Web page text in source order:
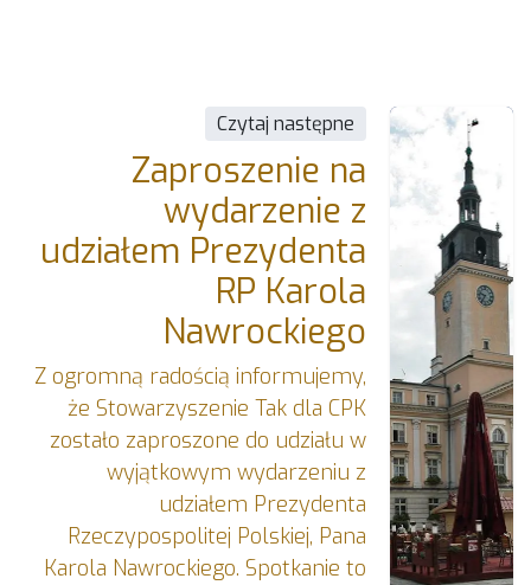
Czytaj następne
Zaproszenie na
wydarzenie z
udziałem Prezydenta
RP Karola
Nawrockiego
Z ogromną radością informujemy,
że Stowarzyszenie Tak dla CPK
zostało zaproszone do udziału w
wyjątkowym wydarzeniu z
udziałem Prezydenta
Rzeczypospolitej Polskiej, Pana
Karola Nawrockiego. Spotkanie to